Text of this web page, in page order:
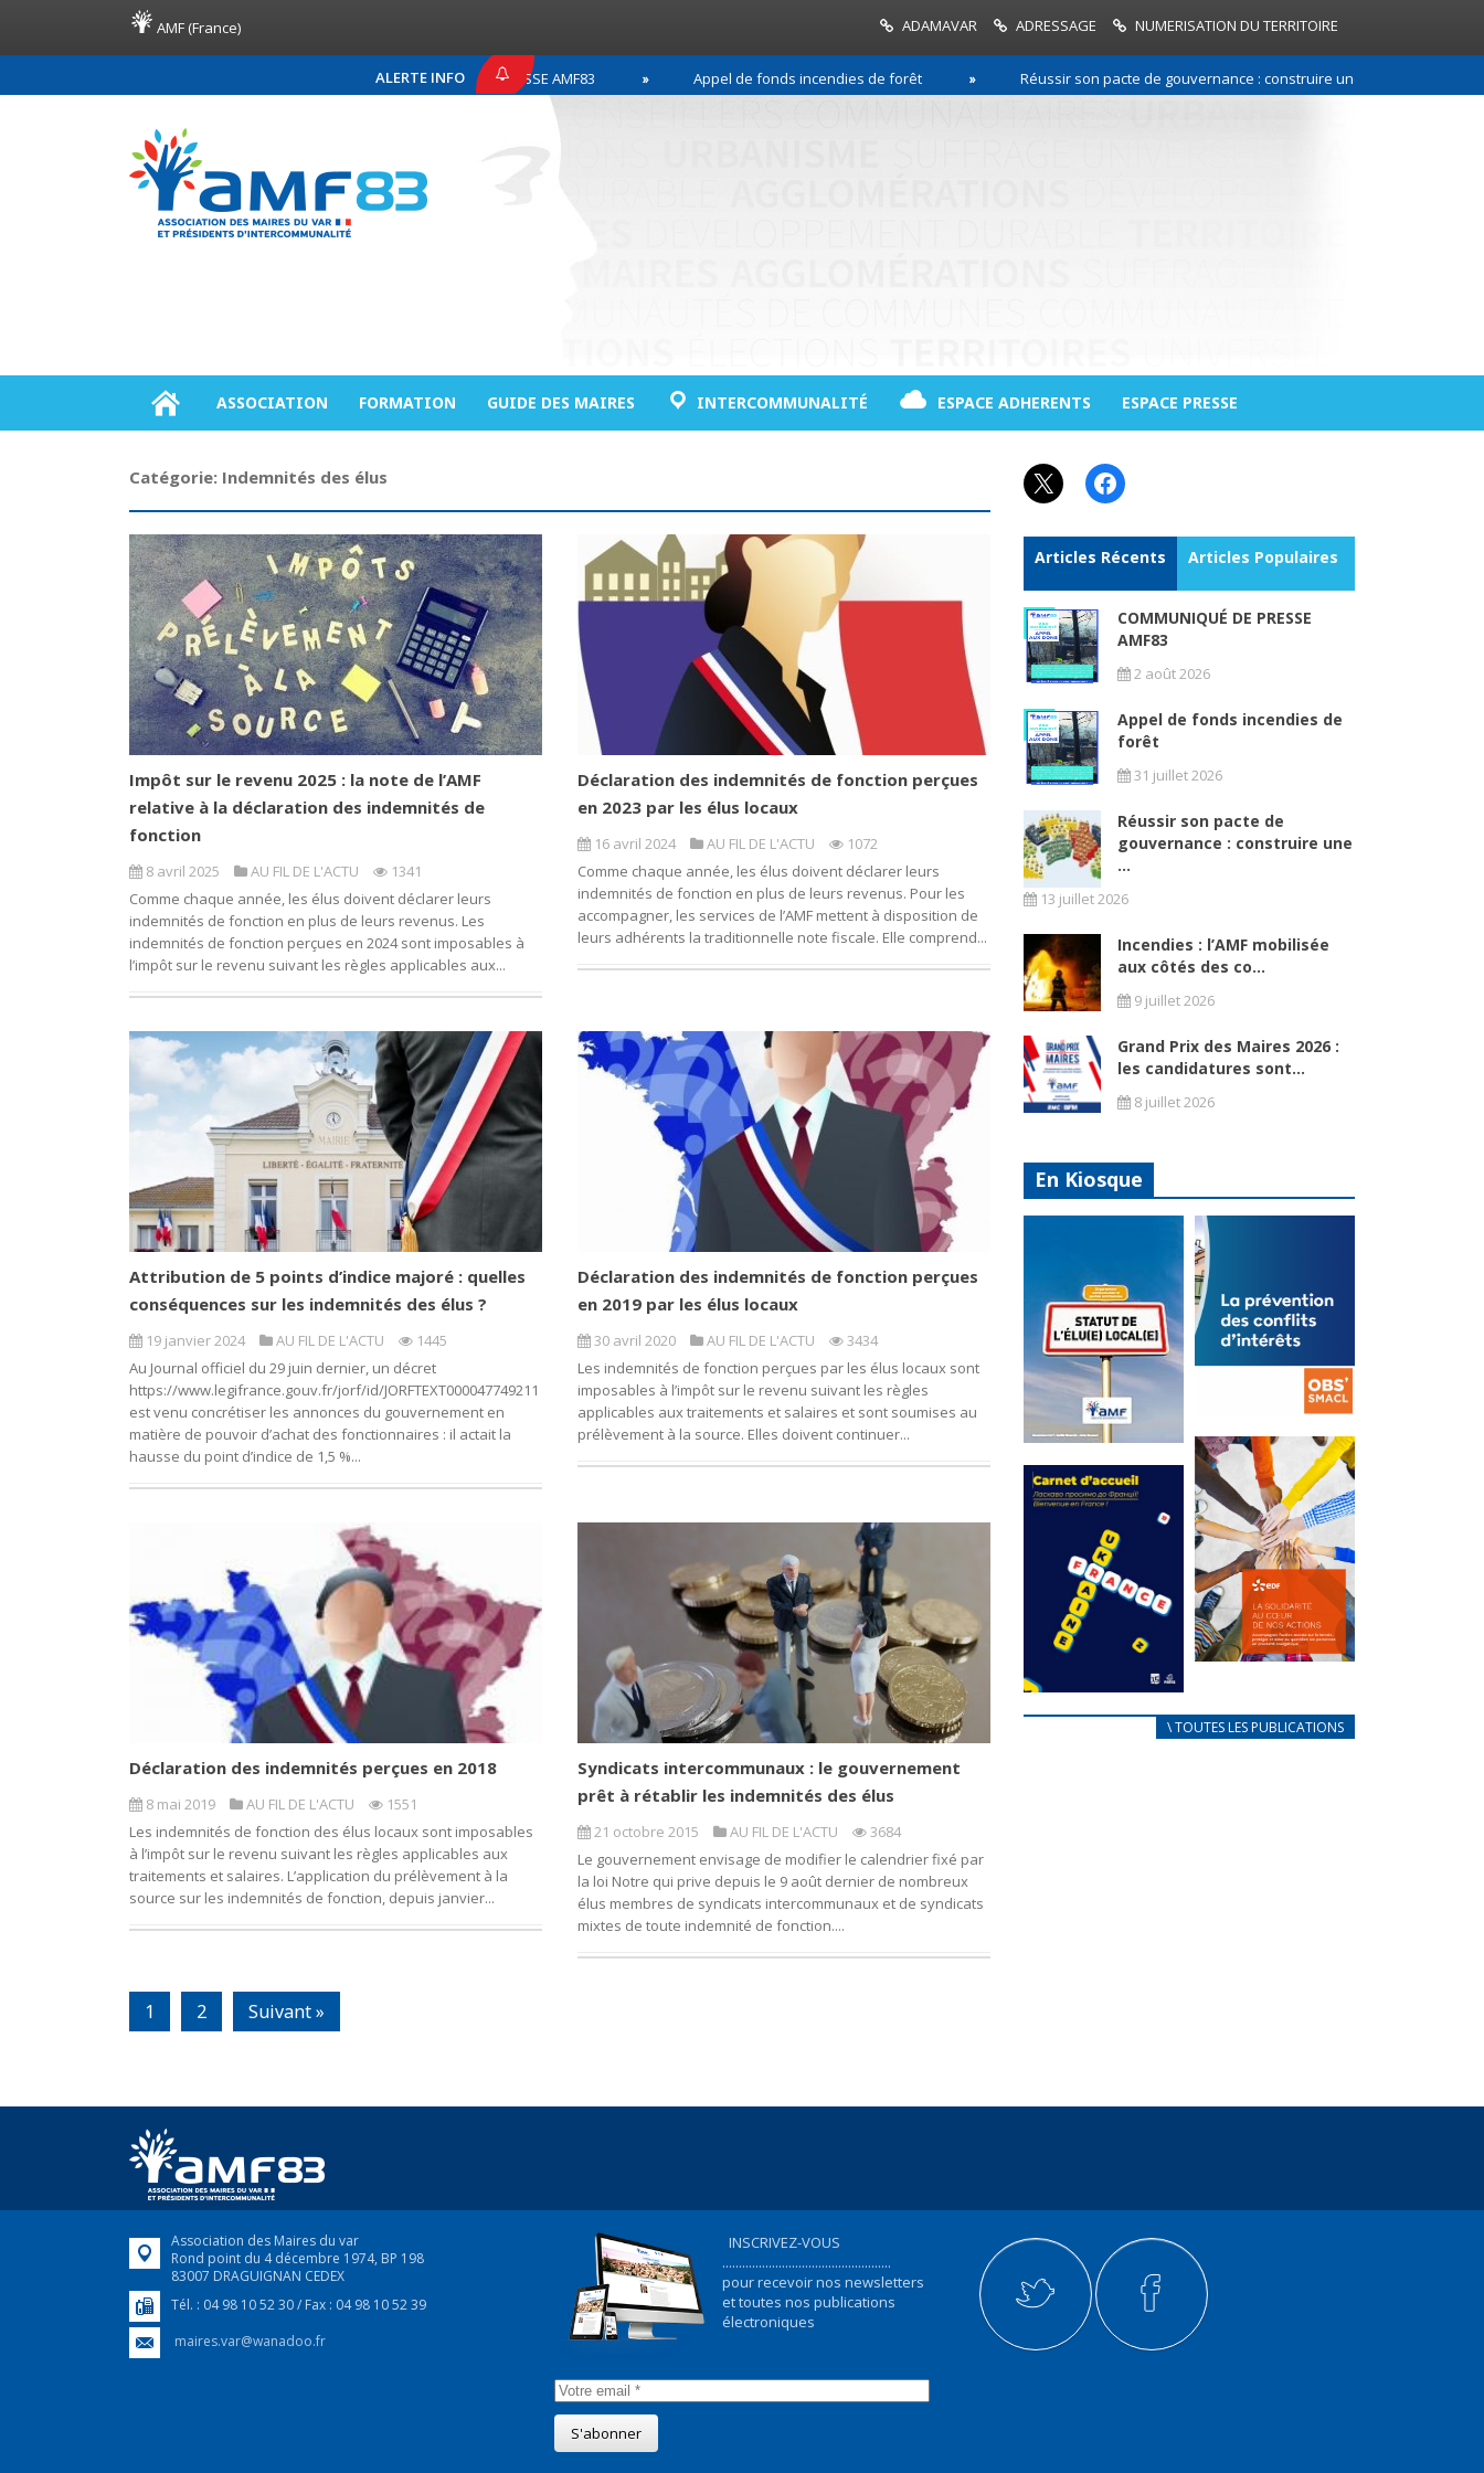
AMF (France) ADAMAVAR ADRESSAGE NUMERISATION DU TERRITOIRE
ALERTE INFO
COMMUNIQUÉ DE PRESSE AMF83 Appel de fonds incendies de forêt Réussir son pacte de gouvernance : construire une relation de confiance
ASSOCIATION FORMATION GUIDE DES MAIRES INTERCOMMUNALITÉ ESPACE ADHERENTS ESPACE PRESSE
Catégorie: Indemnités des élus
Impôt sur le revenu 2025 : la note de l’AMF
relative à la déclaration des indemnités de
fonction
8 avril 2025 AU FIL DE L'ACTU
1341
Comme chaque année, les élus doivent déclarer leurs
indemnités de fonction en plus de leurs revenus. Les
indemnités de fonction perçues en 2024 sont imposables à
l’impôt sur le revenu suivant les règles applicables aux...
Déclaration des indemnités de fonction perçues
en 2023 par les élus locaux
16 avril 2024 AU FIL DE L'ACTU
1072
Comme chaque année, les élus doivent déclarer leurs
indemnités de fonction en plus de leurs revenus. Pour les
accompagner, les services de l’AMF mettent à disposition de
leurs adhérents la traditionnelle note fiscale. Elle comprend...
Attribution de 5 points d’indice majoré : quelles
conséquences sur les indemnités des élus ?
19 janvier 2024 AU FIL DE L'ACTU
1445
Au Journal officiel du 29 juin dernier, un décret
https://www.legifrance.gouv.fr/jorf/id/JORFTEXT000047749211
est venu concrétiser les annonces du gouvernement en
matière de pouvoir d’achat des fonctionnaires : il actait la
hausse du point d’indice de 1,5 %...
Déclaration des indemnités de fonction perçues
en 2019 par les élus locaux
30 avril 2020 AU FIL DE L'ACTU
3434
Les indemnités de fonction perçues par les élus locaux sont
imposables à l’impôt sur le revenu suivant les règles
applicables aux traitements et salaires et sont soumises au
prélèvement à la source. Elles doivent continuer...
Déclaration des indemnités perçues en 2018
8 mai 2019 AU FIL DE L'ACTU
1551
Les indemnités de fonction des élus locaux sont imposables
à l’impôt sur le revenu suivant les règles applicables aux
traitements et salaires. L’application du prélèvement à la
source sur les indemnités de fonction, depuis janvier...
Syndicats intercommunaux : le gouvernement
prêt à rétablir les indemnités des élus
21 octobre 2015 AU FIL DE L'ACTU
3684
Le gouvernement envisage de modifier le calendrier fixé par
la loi Notre qui prive depuis le 9 août dernier de nombreux
élus membres de syndicats intercommunaux et de syndicats
mixtes de toute indemnité de fonction....
1 2 Suivant »
X Facebook
Articles Récents Articles Populaires
COMMUNIQUÉ DE PRESSE
AMF83
2 août 2026
Appel de fonds incendies de
forêt
31 juillet 2026
Réussir son pacte de
gouvernance : construire une
...
13 juillet 2026
Incendies : l’AMF mobilisée
aux côtés des co...
9 juillet 2026
Grand Prix des Maires 2026 :
les candidatures sont...
8 juillet 2026
En Kiosque
Statut de
l’élu local
Mise à jour avril
2024
FEUILLETER
La
prévention
des conflits
d’intérêts
18 septembre 2023
FEUILLETER
au coeur de
nos actions
\ TOUTES LES PUBLICATIONS
Association des Maires du var
Rond point du 4 décembre 1974, BP 198
83007 DRAGUIGNAN CEDEX
Tél. : 04 98 10 52 30 / Fax : 04 98 10 52 39
maires.var@wanadoo.fr
INSCRIVEZ-VOUS
...................................................
pour recevoir nos newsletters
et toutes nos publications
électroniques